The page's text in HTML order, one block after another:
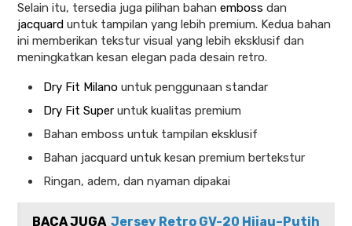
Selain itu, tersedia juga pilihan bahan emboss dan
jacquard untuk tampilan yang lebih premium. Kedua bahan
ini memberikan tekstur visual yang lebih eksklusif dan
meningkatkan kesan elegan pada desain retro.
Dry Fit Milano untuk penggunaan standar
Dry Fit Super untuk kualitas premium
Bahan emboss untuk tampilan eksklusif
Bahan jacquard untuk kesan premium bertekstur
Ringan, adem, dan nyaman dipakai
BACA JUGA Jersey Retro GV-20 Hijau–Putih